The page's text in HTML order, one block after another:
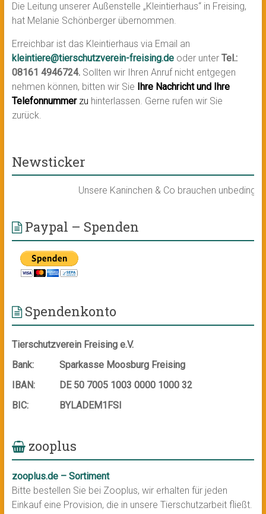
Die Leitung unserer Außenstelle „Kleintierhaus“ in Freising,
hat Melanie Schönberger übernommen.
Erreichbar ist das Kleintierhaus via Email an
kleintiere@tierschutzverein-freising.de oder unter Tel.:
08161 4946724. Sollten wir Ihren Anruf nicht entgegen
nehmen können, bitten wir Sie
Ihre Nachricht und Ihre
Telefonnummer zu hinterlassen. Gerne rufen wir Sie
zurück.
Newsticker
Unsere Kaninchen & Co brauchen unbedingt
Paypal – Spenden
Spendenkonto
Tierschutzverein Freising e.V.
Bank:
Sparkasse Moosburg Freising
IBAN:
DE 50 7005 1003 0000 1000 32
BIC:
BYLADEM1FSI
zooplus
zooplus.de – Sortiment
Bitte bestellen Sie bei Zooplus, wir erhalten für jeden
Einkauf eine Provision, die in unsere Tierschutzarbeit fließt.